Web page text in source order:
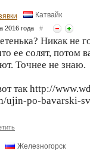
Катвайк
2016 года #
Никак не
ее солят, потом
Точнее не знаю.
так http://
ujin-po-bavarski-
Железногорск